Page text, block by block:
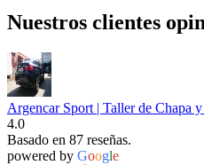
Nuestros clientes
Argencar Sport | Taller de Chapa
4.0
Basado en 87 reseñas.
powered by Google